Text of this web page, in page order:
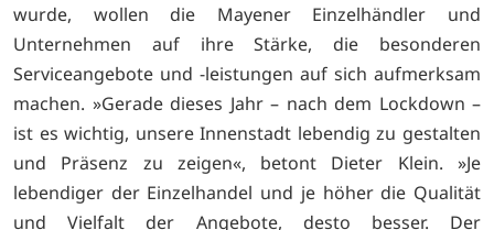
wurde, wollen die Mayener Einzelhändler und
Unternehmen auf ihre Stärke, die besonderen
Serviceangebote und -leistungen auf sich aufmerksam
machen. »Gerade dieses Jahr – nach dem Lockdown –
ist es wichtig, unsere Innenstadt lebendig zu gestalten
und Präsenz zu zeigen«, betont Dieter Klein. »Je
lebendiger der Einzelhandel und je höher die Qualität
und Vielfalt der Angebote, desto besser. Der